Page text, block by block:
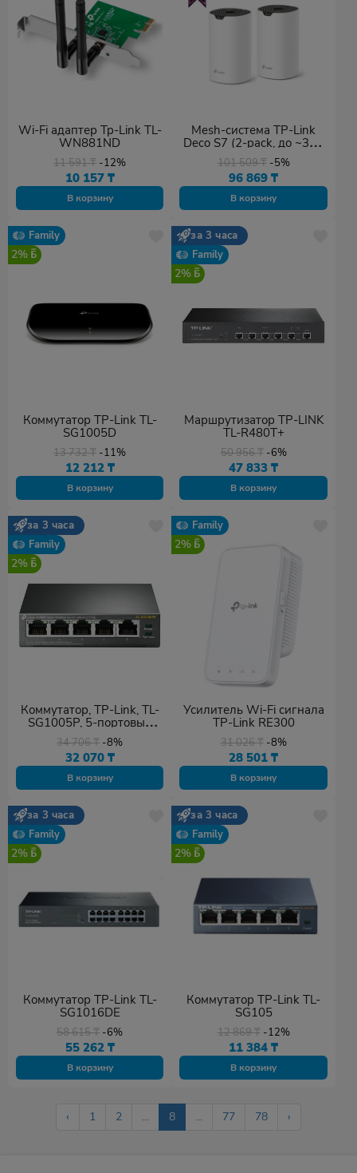
Wi-Fi адаптер Tp-Link TL-
WN881ND
11 591₸ -12%
10 157 ₸
В корзину
Mesh-система TP-Link
Deco S7 (2-pack, до ~360
кв.м.)
101 509₸ -5%
96 869₸
В корзину
Family
2%
Коммутатор TP-Link TL-
SG1005D
13 732₸ -11%
12 212 ₸
В корзину
за 3 часа
Family
2%
Маршрутизатор TP-LINK
TL-R480T+
50 956₸ -6%
47 833₸
В корзину
за 3 часа
Family
2%
Коммутатор, TP-Link, TL-
SG1005P, 5-портовый
гигабитный настольный
коммутатор с 4 портами
PoE
34 706₸ -8%
32 070 ₸
В корзину
Family
2%
Усилитель Wi-Fi сигнала
TP-Link RE300
31 026₸ -8%
28 501₸
В корзину
за 3 часа
Family
2%
Коммутатор TP-Link TL-
SG1016DE
58 615₸ -6%
55 262 ₸
В корзину
за 3 часа
Family
2%
Коммутатор TP-Link TL-
SG105
12 869₸ -12%
11 384₸
В корзину
‹ 1 2 ... 8 ... 77 78 ›